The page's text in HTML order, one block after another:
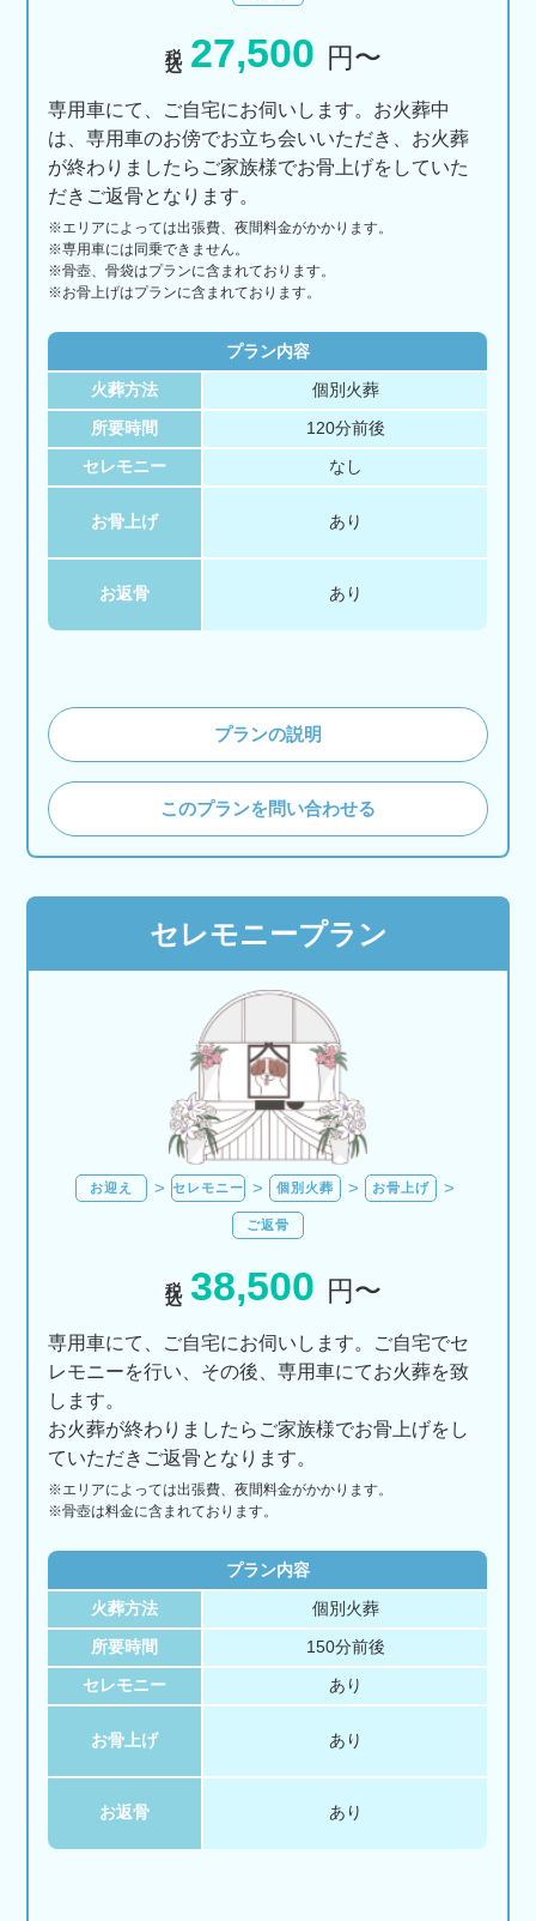
27,500 円〜
専用車にて、ご自宅にお伺いします。お火葬中
は、専用車のお傍でお立ち会いいただき、お火葬
が終わりましたらご家族様でお骨上げをしていた
だきご返骨となります。
※エリアによっては出張費、夜間料金がかかります。
※専用車には同乗できません。
※骨壺、骨袋はプランに含まれております。
※お骨上げはプランに含まれております。
プラン内容
火葬方法 個別火葬
所要時間 120分前後
セレモニー なし
お骨上げ あり
お返骨 あり
プランの説明
このプランを問い合わせる
セレモニープラン
お迎え セレモニー 個別火葬 お骨上げ
ご返骨
38,500 円〜
専用車にて、ご自宅にお伺いします。ご自宅でセ
レモニーを行い、その後、専用車にてお火葬を致
します。
お火葬が終わりましたらご家族様でお骨上げをし
ていただきご返骨となります。
※エリアによっては出張費、夜間料金がかかります。
※骨壺は料金に含まれております。
プラン内容
火葬方法 個別火葬
所要時間 150分前後
セレモニー あり
お骨上げ あり
お返骨 あり